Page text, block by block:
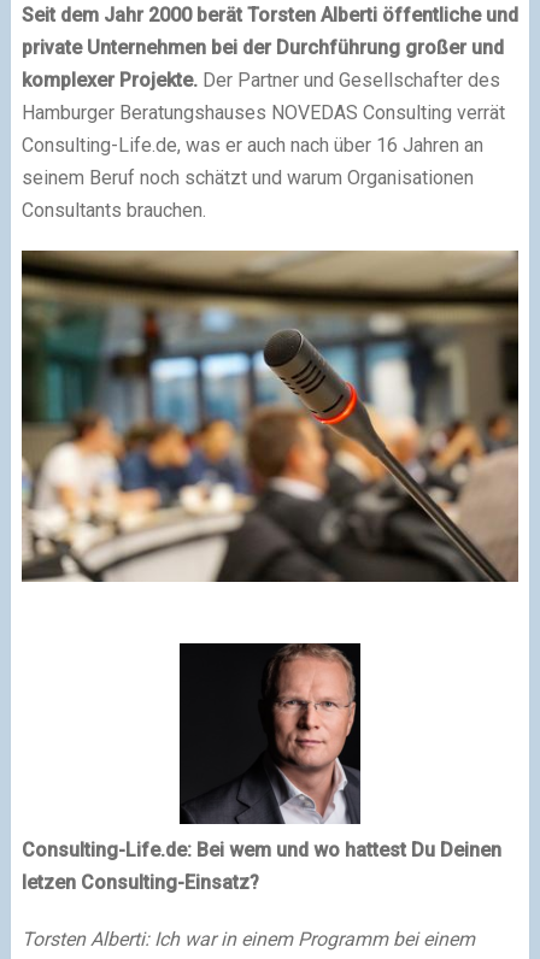
Seit dem Jahr 2000 berät Torsten Alberti öffentliche und
private Unternehmen bei der Durchführung großer und
komplexer Projekte.Der Partner und Gesellschafter des
Hamburger Beratungshauses NOVEDAS Consulting verrät
Consulting-Life.de, was er auch nach über 16 Jahren an
seinem Beruf noch schätzt und warum Organisationen
Consultants brauchen.
Consulting-Life.de: Bei wem und wo hattest Du Deinen
letzen Consulting-Einsatz?
Torsten Alberti: Ich war in einem Programm bei einem